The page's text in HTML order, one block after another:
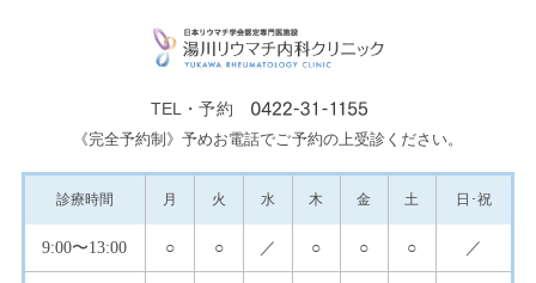
TEL・予約
《完全予約制》予めお電話でご予約の上受診ください。
診療時間 月 火 水 木 金 土 日･祝
9:00〜13:00 ○ ○ ／ ○ ○ ○ ／